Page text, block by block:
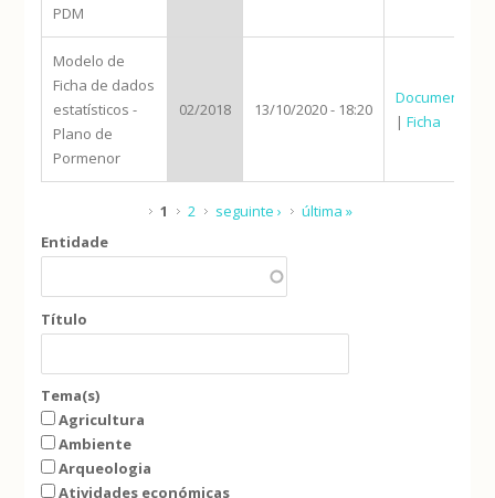
PDM
Modelo de
Ficha de dados
estatísticos -
Plano de
Pormenor
02/2018 13/10/2020 - 18:20
Documento
|Ficha
1 2 seguinte ›
última »
Entidade
Título
Tema(s)
Agricultura
Ambiente
Arqueologia
Atividades económicas